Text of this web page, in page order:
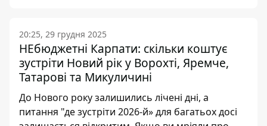
20:25, 29 грудня 2025
НЕбюджетні Карпати: скільки коштує
зустріти Новий рік у Ворохті, Яремче,
Татарові та Микуличині
До Нового року залишились лічені дні, а
питання "де зустріти 2026-й» для багатьох досі